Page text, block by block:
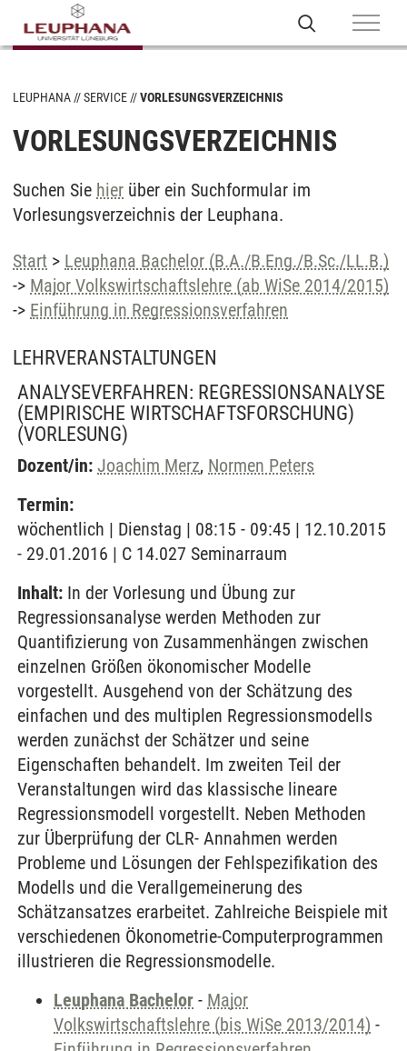
LEUPHANA SERVICE VORLESUNGSVERZEICHNIS
VORLESUNGSVERZEICHNIS
Suchen Sie hier über ein Suchformular im
Vorlesungsverzeichnis der Leuphana.
Start > Leuphana Bachelor (B.A./B.Eng./B.Sc./LL.B.)
-> Major Volkswirtschaftslehre (ab WiSe 2014/2015)
-> Einführung in Regressionsverfahren
LEHRVERANSTALTUNGEN
ANALYSEVERFAHREN: REGRESSIONSANALYSE
(EMPIRISCHE WIRTSCHAFTSFORSCHUNG)
(VORLESUNG)
Dozent/in: Joachim Merz, Normen Peters
Termin:
wöchentlich | Dienstag | 08:15 - 09:45 | 12.10.2015
- 29.01.2016 | C 14.027 Seminarraum
Inhalt: In der Vorlesung und Übung zur
Regressionsanalyse werden Methoden zur
Quantifizierung von Zusammenhängen zwischen
einzelnen Größen ökonomischer Modelle
vorgestellt. Ausgehend von der Schätzung des
einfachen und des multiplen Regressionsmodells
werden zunächst der Schätzer und seine
Eigenschaften behandelt. Im zweiten Teil der
Veranstaltungen wird das klassische lineare
Regressionsmodell vorgestellt. Neben Methoden
zur Überprüfung der CLR- Annahmen werden
Probleme und Lösungen der Fehlspezifikation des
Modells und die Verallgemeinerung des
Schätzansatzes erarbeitet. Zahlreiche Beispiele mit
verschiedenen Ökonometrie-Computerprogrammen
illustrieren die Regressionsmodelle.
Leuphana Bachelor - Major
Volkswirtschaftslehre (bis WiSe 2013/2014) -